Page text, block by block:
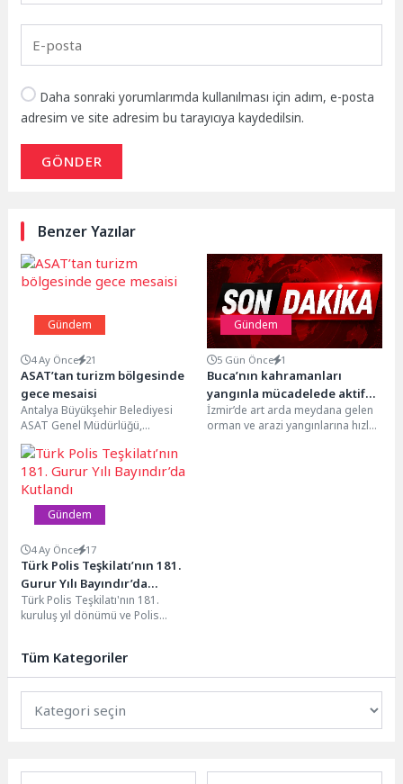
Daha sonraki yorumlarımda kullanılması için adım, e-posta
adresim ve site adresim bu tarayıcıya kaydedilsin.
GÖNDER
Benzer Yazılar
Gündem
4 Ay Önce 21
ASAT’tan turizm bölgesinde
gece mesaisi
Antalya Büyükşehir Belediyesi
ASAT Genel Müdürlüğü,
Manavgat’ın önemli turizm
bölgeleri Ilıca ve Çolaklı’da içme
suyu...
Gündem
5 Gün Önce 1
Buca’nın kahramanları
yangınla mücadelede aktif
rol alıyor
İzmir’de art arda meydana gelen
orman ve arazi yangınlarına hızla
Gündem
4 Ay Önce 17
Türk Polis Teşkilatı’nın 181.
Gurur Yılı Bayındır’da
Kutlandı
Türk Polis Teşkilatı'nın 181.
kuruluş yıl dönümü ve Polis
Tüm Kategoriler